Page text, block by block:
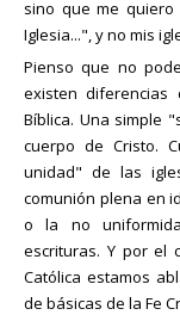
sino que me
Iglesia...", y no mis
Pienso que no
existen diferencias
Bíblica. Una simple
cuerpo de Cristo.
unidad" de las
comunión plena en
o la no
escrituras. Y por el
Católica estamos
de básicas de la Fe